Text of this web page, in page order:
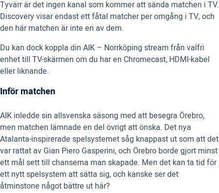
Tyvärr är det ingen kanal som kommer att sända matchen i TV.
Discovery visar endast ett fåtal matcher per omgång i TV, och
den här matchen är inte en av dem.
Du kan dock koppla din AIK – Norrköping stream från valfri
enhet till TV-skärmen om du har en Chromecast, HDMI-kabel
eller liknande.
Inför matchen
AIK inledde sin allsvenska säsong med att besegra Örebro,
men matchen lämnade en del övrigt att önska. Det nya
Atalanta-inspirerade spelsystemet såg knappast ut som att det
var rattat av Gian Piero Gasperini, och Örebro borde gjort minst
ett mål sett till chanserna man skapade. Men det kan ta tid för
ett nytt spelsystem att sätta sig, och kanske ser det
åtminstone något bättre ut här?